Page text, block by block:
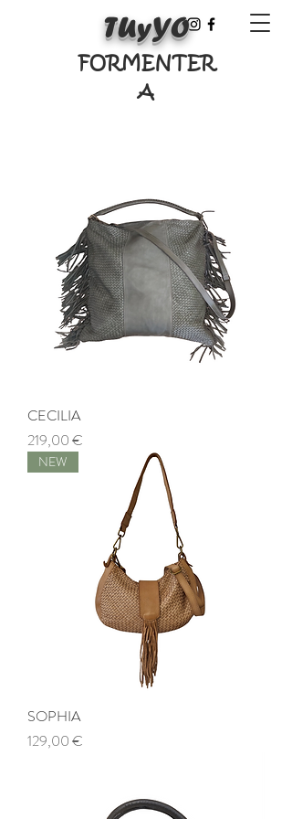
TUyYO
FORMENTER
A
CECILIA
Prezzo
219,00 €
NEW
SOPHIA
Prezzo
129,00 €